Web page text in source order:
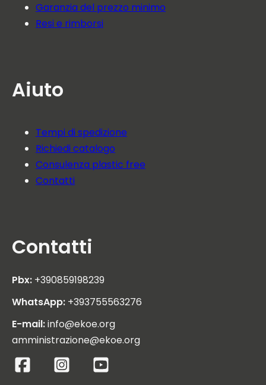
Garanzia del prezzo minimo
Resi e rimborsi
Aiuto
Tempi di spedizione
Richiedi catalogo
Consulenza plastic free
Contatti
Contatti
Pbx: +390859198239
WhatsApp: +393755563276
E-mail:info@ekoe.org
amministrazione@ekoe.org